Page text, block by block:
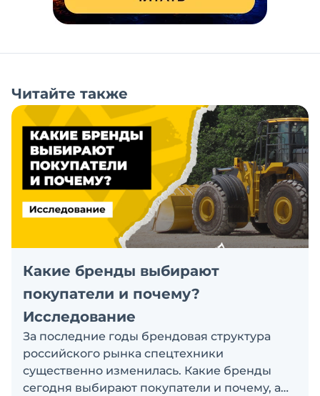
Читайте также
Какие бренды выбирают
покупатели и почему?
Исследование
За последние годы брендовая структура
российского рынка спецтехники
существенно изменилась. Какие бренды
сегодня выбирают покупатели и почему, а